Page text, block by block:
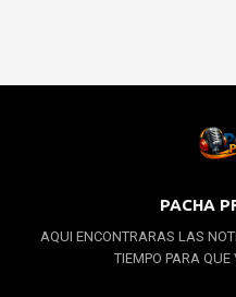
PACHA
AQUI ENCONTRARAS LAS
TIEMPO PARA